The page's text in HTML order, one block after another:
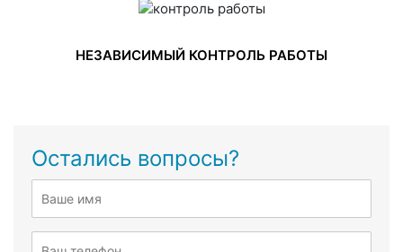
НЕЗАВИСИМЫЙ КОНТРОЛЬ РАБОТЫ
Остались вопросы?